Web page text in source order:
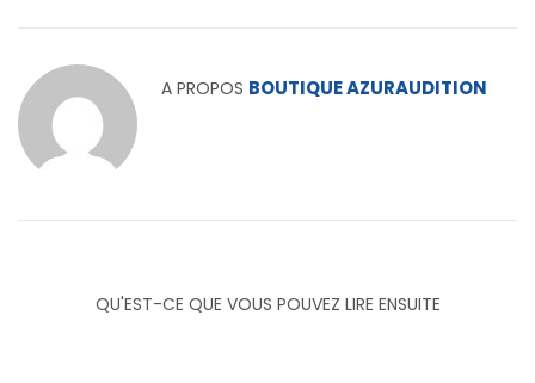
A PROPOS BOUTIQUE AZURAUDITION
QU'EST-CE QUE VOUS POUVEZ LIRE ENSUITE